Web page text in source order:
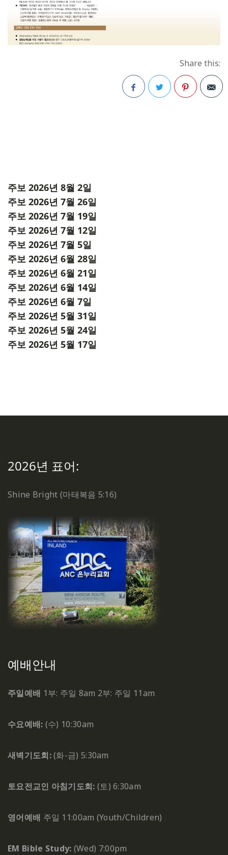
Share this:
주보 2026년 8월 2일
주보 2026년 7월 26일
주보 2026년 7월 19일
주보 2026년 7월 12일
주보 2026년 7월 5일
주보 2026년 6월 28일
주보 2026년 6월 21일
주보 2026년 6월 14일
주보 2026년 6월 7일
주보 2026년 5월 31일
주보 2026년 5월 24일
주보 2026년 5월 17일
2026년 표어:
Shine Bright (마태복음 5:16)
예배안내
주일예배 1부: 주일 8am 2부: 주일 11am
수요예배: (수) 10:30am
새벽기도회:(화-금) 5:30am
토요전교인 아침기도회: (토) 6:30am
영어예배 주일 11:00am (Youth/Children)
EM Bible Study: (Wed) 7:00pm